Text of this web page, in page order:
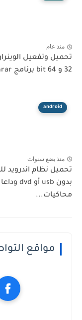
منذ عام
تحميل وتفعيل
32 و 64 bit برنامج Winrar...
android
منذ بضع سنوات
تحميل نظام اندرويد
بدون usb أو dvd وداعا
محاكيات...
مواقع